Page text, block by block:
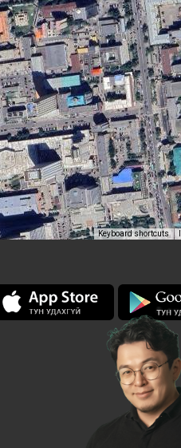
Keyboard shortcuts